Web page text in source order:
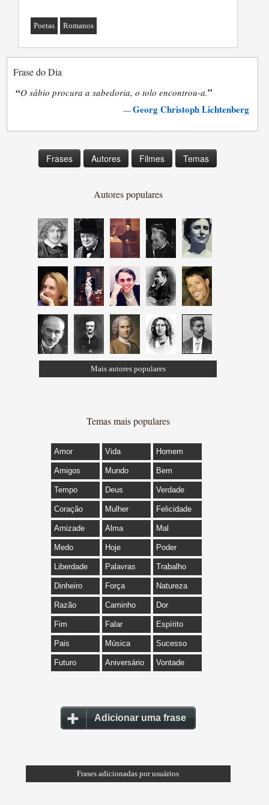
Poetas Romanos
Frase do Dia
“O sábio procura a sabedoria, o tolo encontrou-a.”
—Georg Christoph Lichtenberg
Frases Autores Filmes Temas
Autores populares
Mais autores populares
Temas mais populares
Amor Vida Homem
Amigos Mundo Bem
Tempo Deus Verdade
Coração Mulher Felicidade
Amizade Alma Mal
Medo Hoje Poder
Liberdade Palavras Trabalho
Dinheiro Força Natureza
Razão Caminho Dor
Fim Falar Espírito
Pais Música Sucesso
Futuro Aniversário Vontade
Adicionar uma frase
Frases adicionadas por usuários